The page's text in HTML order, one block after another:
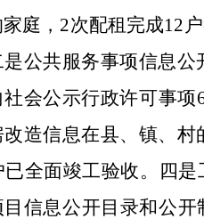
庭， 2次配租完成12
公共服务事项信息公
社会公示行政许可事项
造信息在县、镇、村
已全面竣工验收。四
信息公开目录和公